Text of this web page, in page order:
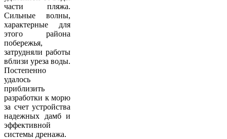
части пляжа.
Сильные волны,
характерные для
этого района
побережья,
затрудняли работы
вблизи уреза воды.
Постепенно
удалось
приблизить
разработки к морю
за счет устройства
надежных дамб и
эффективной
системы дренажа.